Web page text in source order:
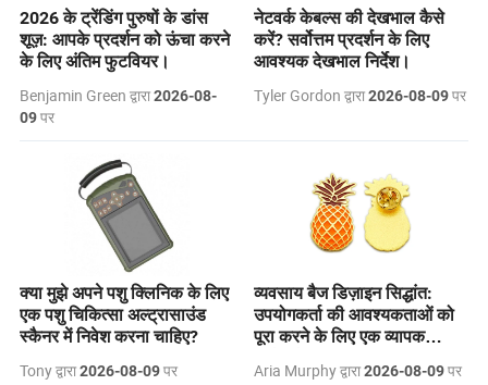
2026 के ट्रेंडिंग पुरुषों के डांस
शूज़: आपके प्रदर्शन को ऊंचा करने
के लिए अंतिम फुटवियर।
Benjamin Green द्वारा2026-08-
09पर
नेटवर्क केबल्स की देखभाल कैसे
करें? सर्वोत्तम प्रदर्शन के लिए
आवश्यक देखभाल निर्देश।
Tyler Gordon द्वारा2026-08-09पर
क्या मुझे अपने पशु क्लिनिक के लिए
एक पशु चिकित्सा अल्ट्रासाउंड
स्कैनर में निवेश करना चाहिए?
Tony द्वारा2026-08-09पर
व्यवसाय बैज डिज़ाइन सिद्धांत:
उपयोगकर्ता की आवश्यकताओं को
पूरा करने के लिए एक व्यापक
Aria Murphy द्वारा2026-08-09पर